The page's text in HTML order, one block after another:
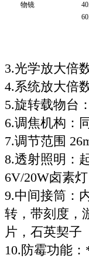
物镜
3.光学放大倍
4.系统放大倍
5.旋转载物台
6.调焦机构：
7.调节范围
8.透射照明：
6V/20W卤素
9.中间接筒：
转，带
片，石英契子
10. 防霉功能